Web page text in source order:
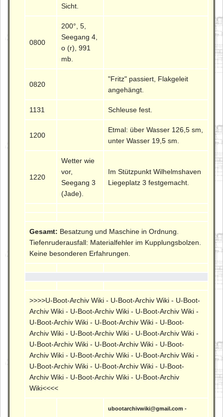
Sicht.
0800
200°, 5,
Seegang 4,
o (r), 991
mb.
0820
"Fritz" passiert, Flakgeleit
angehängt.
1131 Schleuse fest.
1200
Etmal: über Wasser 126,5 sm,
unter Wasser 19,5 sm.
1220
Wetter wie
vor,
Seegang 3
(Jade).
Im Stützpunkt Wilhelmshaven
Liegeplatz 3 festgemacht.
Gesamt: Besatzung und Maschine in Ordnung.
Tiefenruderausfall: Materialfehler im Kupplungsbolzen.
Keine besonderen Erfahrungen.
>>>>U-Boot-Archiv Wiki - U-Boot-Archiv Wiki - U-Boot-
Archiv Wiki - U-Boot-Archiv Wiki - U-Boot-Archiv Wiki -
U-Boot-Archiv Wiki - U-Boot-Archiv Wiki - U-Boot-
Archiv Wiki - U-Boot-Archiv Wiki - U-Boot-Archiv Wiki -
U-Boot-Archiv Wiki - U-Boot-Archiv Wiki - U-Boot-
Archiv Wiki - U-Boot-Archiv Wiki - U-Boot-Archiv Wiki -
U-Boot-Archiv Wiki - U-Boot-Archiv Wiki - U-Boot-
Archiv Wiki - U-Boot-Archiv Wiki - U-Boot-Archiv
Wiki<<<<
ubootarchivwiki@gmail.com -